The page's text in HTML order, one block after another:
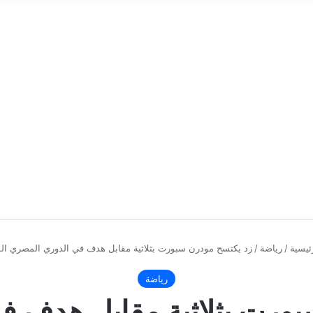
/ رياضة / زد يكتسح مودرن سبورت بثلاثية مقابل هدف في الدوري المصري
رياضة